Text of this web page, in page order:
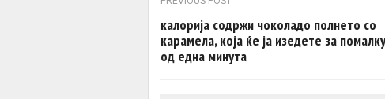
Post navigation
калорија содржи чоколадо полнето со
карамела, која ќе ја изедете за помалку
од една минута